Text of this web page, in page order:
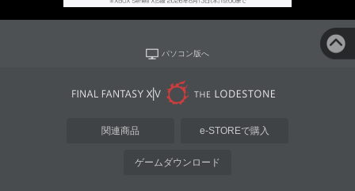
パソコン版へ
関連商品 e-STOREで購入
ゲームダウンロード